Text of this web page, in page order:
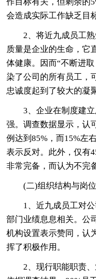
会造成实际工作缺乏目
2、将近九成员工
质量是企业的生命，它
体健康。因而“不断进
染了公司的所有员工，
忠诚度起到了较大的凝
3、企业在制度建
强。调查数据显示，认
例达到85%，而15%左
表示反对。此外，仅有
非常完备，而认为不完
(二)组织结构与岗
1、近九成员工对
部门业绩息息相关。公
机构设置表示赞同，认
挥了积极作用。
2、现行职能职责